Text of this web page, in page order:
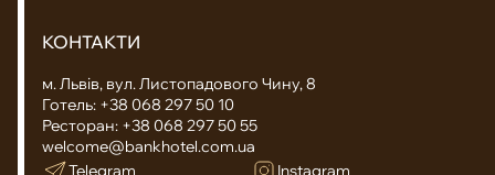
КОНТАКТИ
м. Львів, вул. Листопадового Чину, 8
Готель: +38 068 297 50 10
Ресторан: +38 068 297 50 55
welcome@bankhotel.com.ua
Telegram
Instagram